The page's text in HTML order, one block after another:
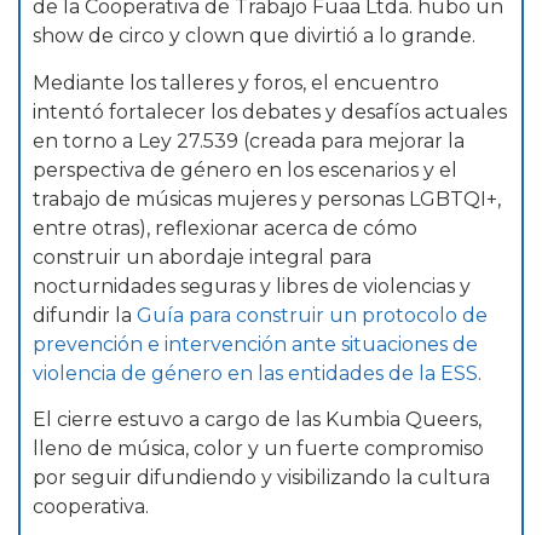
de la Cooperativa de Trabajo Fuaa Ltda. hubo un
show de circo y clown que divirtió a lo grande.
Mediante los talleres y foros, el encuentro
intentó fortalecer los debates y desafíos actuales
en torno a Ley 27.539 (creada para mejorar la
perspectiva de género en los escenarios y el
trabajo de músicas mujeres y personas LGBTQI+,
entre otras), reflexionar acerca de cómo
construir un abordaje integral para
nocturnidades seguras y libres de violencias y
difundir la Guía para construir un protocolo de
prevención e intervención ante situaciones de
violencia de género en las entidades de la ESS.
El cierre estuvo a cargo de las Kumbia Queers,
lleno de música, color y un fuerte compromiso
por seguir difundiendo y visibilizando la cultura
cooperativa.